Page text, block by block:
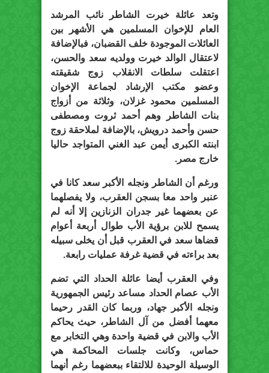
وتعد عائلة خيرت الشاطر نائب المرشد
العام للإخوان المسلمين هي الأشهر بين
العائلات الموجودة خلف القضبان، فبالإضافة
لاعتقال الوالد خيرت وولديه سعد والحسن،
اعتقلت سلطات الانقلاب زوج شقيقته
وعضو مكتب الإرشاد لجماعة الإخوان
المسلمين محمود غزلان، وثلاثة من أزواج
بنات الشاطر وهم أحمد ثروت ومصطفى
حسن وأحمد درويش، بالإضافة لملاحقة زوج
ابنته الكبرى أيمن عبد الغني المتواجد حاليا
خارج مصر.
ورغم أن الشاطر ونجله الأكبر سعد كانا في
عنبر واحد معا بسجن العقرب، ولا يفصلهما
عن بعضهما غير جدران الزنازين إلا أنه لم
يسمح للابن برؤية الأب طوال أربعة أعوام
قضاها سعد في العقرب قبل أن يخلى سبيله
بعد براءته في قضية غرفة عمليات رابعة.
وفي العقرب أيضا عائلة الحداد التي تضم
الأب عصام الحداد مساعد رئيس الجمهورية
ونجله الأكبر جهاد، وربما كان القدر رحيما
معهما أفضل من آل الشاطر، حيث يحاكم
الأب والابن في قضية واحدة وهي التخابر مع
حماس، وكانت جلسات المحاكمة هي
الوسيلة الوحيدة للالتقاء ببعضهما رغم أنهما